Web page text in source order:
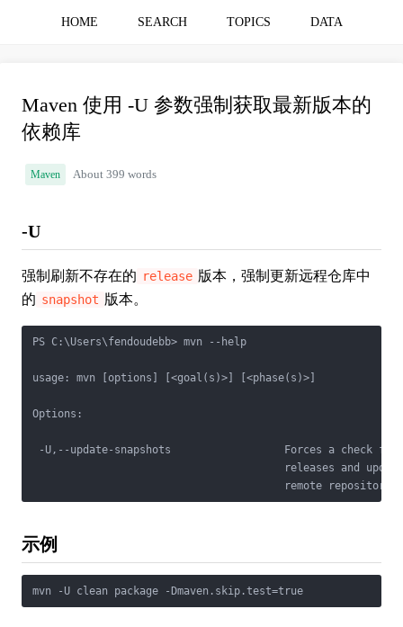
HOME SEARCH TOPICS DATA
Maven 使用 -U 参数强制获取最新版本的
依赖库
Maven About 399 words
-U
强制刷新不存在的 release 版本，强制更新远程仓库中
的 snapshot 版本。
PS C:\Users\fendoudebb> mvn --help
usage: mvn [options] [<goal(s)>] [<phase(s)>]
Options:
-U,--update-snapshots                  Forces a check for
releases and
                                        remote repositories
示例
mvn -U clean package -Dmaven.skip.test=true